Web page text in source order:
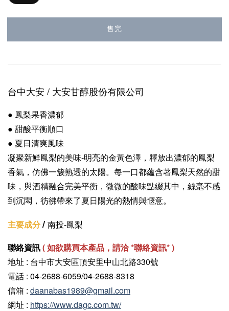
售完
台中大安 / 大安甘醇股份有限公司
● 鳳梨果香濃郁
● 甜酸平衡順口
● 夏日清爽風味
凝聚新鮮鳳梨的美味-明亮的金黃色澤，釋放出濃郁的鳳梨
香氣，仿佛一簇熟透的太陽。每一口都蘊含著鳳梨天然的甜
味，與酒精融合完美平衡，微微的酸味點綴其中，絲毫不感
到沉悶，彷彿帶來了夏日陽光的熱情與愜意。
主要成分/南投-鳳梨
聯絡資訊(如欲購買本產品，請洽 *聯絡資訊* )
地址 : 台中市大安區頂安里中山北路330號
電話 : 04-2688-6059/04-2688-8318
信箱 : daanabas1989@gmail.com
網址 : https://www.dagc.com.tw/